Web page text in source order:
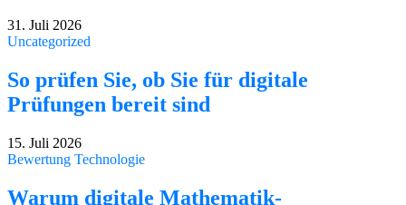
31. Juli 2026
Uncategorized
So prüfen Sie, ob Sie für digitale
Prüfungen bereit sind
15. Juli 2026
Bewertung Technologie
Warum digitale Mathematik-